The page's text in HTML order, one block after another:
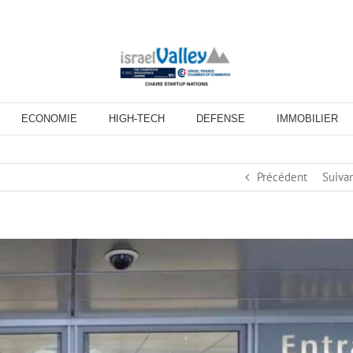
ECONOMIE HIGH-TECH DEFENSE IMMOBILIER
Précédent